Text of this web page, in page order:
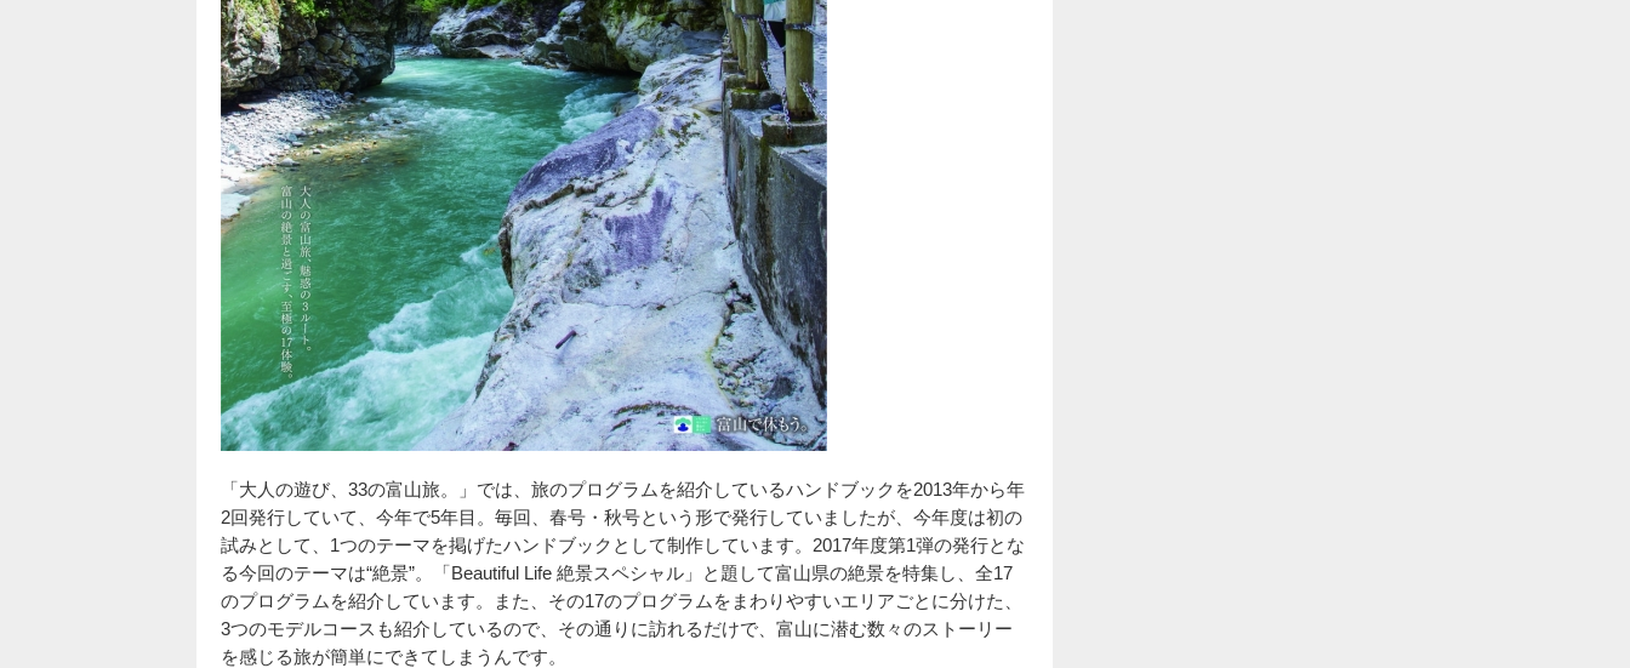
「大人の遊び、33の富山旅。」では、旅のプログラムを紹介しているハンドブックを2013年から年
2回発行していて、今年で5年目。毎回、春号・秋号という形で発行していましたが、今年度は初の
試みとして、1つのテーマを掲げたハンドブックとして制作しています。2017年度第1弾の発行とな
る今回のテーマは“絶景”。「Beautiful Life 絶景スペシャル」と題して富山県の絶景を特集し、全17
のプログラムを紹介しています。また、その17のプログラムをまわりやすいエリアごとに分けた、
3つのモデルコースも紹介しているので、その通りに訪れるだけで、富山に潜む数々のストーリー
を感じる旅が簡単にできてしまうんです。